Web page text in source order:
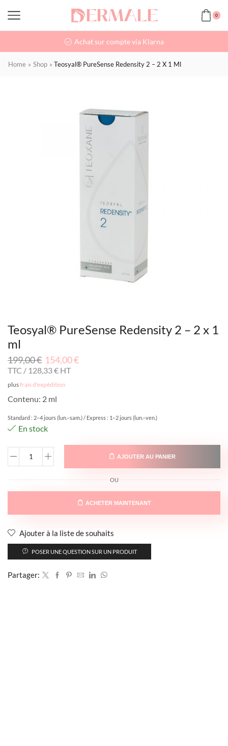
0
Achat sur compte via Klarna
Home » Shop » Teosyal® PureSense Redensity 2 – 2 X 1 Ml
Teosyal® PureSense Redensity 2 – 2 x 1
ml
199,00€ 154,00€
TTC / 128,33€ HT
plusfrais d'expédition
Contenu: 2 ml
Standard : 2–4 jours (lun.–sam.) / Express : 1–2 jours (lun.–ven.)
En stock
AJOUTER AU PANIER
OU
ACHETER MAINTENANT
Ajouter à la liste de souhaits
POSER UNE QUESTION SUR UN PRODUIT
Partager: